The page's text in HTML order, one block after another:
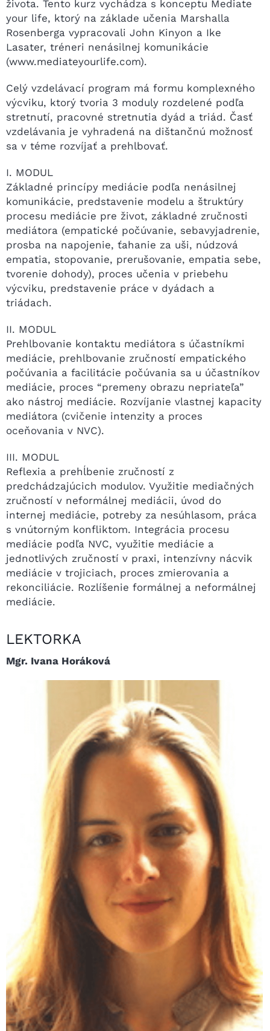
života. Tento kurz vychádza s konceptu Mediate
your life, ktorý na základe učenia Marshalla
Rosenberga vypracovali John Kinyon a Ike
Lasater, tréneri nenásilnej komunikácie
(www.mediateyourlife.com).
Celý vzdelávací program má formu komplexného
výcviku, ktorý tvoria 3 moduly rozdelené podľa
stretnutí, pracovné stretnutia dyád a triád. Časť
vzdelávania je vyhradená na dištančnú možnosť
sa v téme rozvíjať a prehlbovať.
I. MODUL
Základné princípy mediácie podľa nenásilnej
komunikácie, predstavenie modelu a štruktúry
procesu mediácie pre život, základné zručnosti
mediátora (empatické počúvanie, sebavyjadrenie,
prosba na napojenie, ťahanie za uši, núdzová
empatia, stopovanie, prerušovanie, empatia sebe,
tvorenie dohody), proces učenia v priebehu
výcviku, predstavenie práce v dyádach a
triádach.
II. MODUL
Prehlbovanie kontaktu mediátora s účastníkmi
mediácie, prehlbovanie zručností empatického
počúvania a facilitácie počúvania sa u účastníkov
mediácie, proces “premeny obrazu nepriateľa”
ako nástroj mediácie. Rozvíjanie vlastnej kapacity
mediátora (cvičenie intenzity a proces
oceňovania v NVC).
III. MODUL
Reflexia a prehĺbenie zručností z
predchádzajúcich modulov. Využitie mediačných
zručností v neformálnej mediácii, úvod do
internej mediácie, potreby za nesúhlasom, práca
s vnútorným konfliktom. Integrácia procesu
mediácie podľa NVC, využitie mediácie a
jednotlivých zručností v praxi, intenzívny nácvik
mediácie v trojiciach, proces zmierovania a
rekonciliácie. Rozlíšenie formálnej a neformálnej
mediácie.
LEKTORKA
Mgr. Ivana Horáková